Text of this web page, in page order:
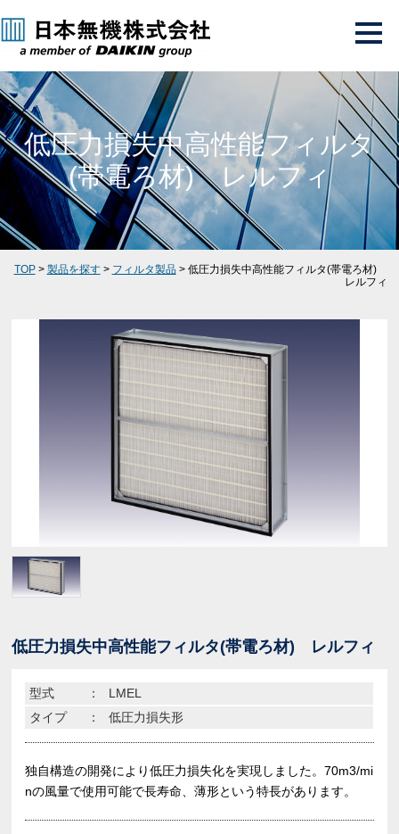
低圧力損失中高性能フィルタ
(帯電ろ材) レルフィ
TOP> 製品を探す> フィルタ製品> 低圧力損失中高性能フィルタ(帯電ろ材)
レルフィ
低圧力損失中高性能フィルタ(帯電ろ材) レルフィ
型式 ：
LMEL
タイプ
： 低圧力損失形
独自構造の開発により低圧力損失化を実現しました。70m3/mi
nの風量で使用可能で長寿命、薄形という特長があります。